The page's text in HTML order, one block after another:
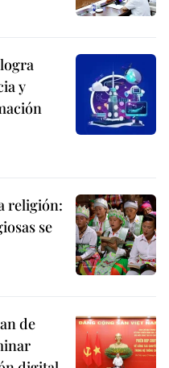
y
religión:
se
de